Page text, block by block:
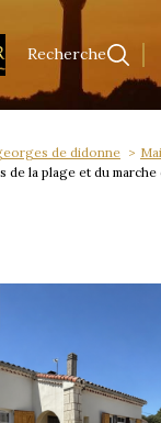
Recherche
Recherche
de didonne
de la plage et du